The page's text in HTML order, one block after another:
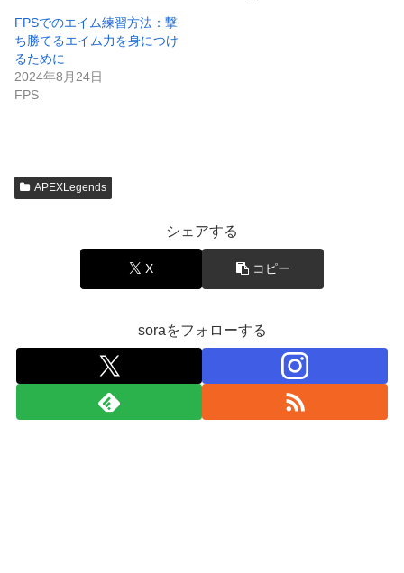
FPSでのエイム練習方法：撃
ち勝てるエイム力を身につけ
るために
2024年8月24日
FPS
APEXLegends
シェアする
X コピー
soraをフォローする